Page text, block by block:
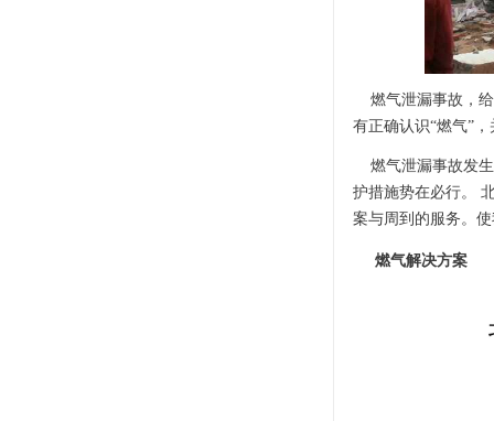
燃气泄漏事故，给
有正确认识“燃气”
燃气泄漏事故发生
护措施势在必行。
案与周到的服务。
燃气解决方案